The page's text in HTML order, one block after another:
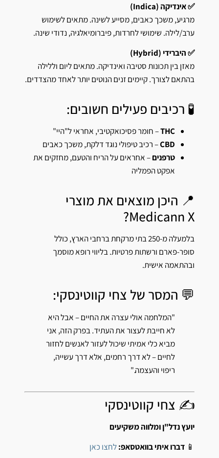
✅ אינדיקה (Indica)
מרגיע, משכך כאבים, מסייע לשינה. מתאים לשימוש
ערב/לילה. שימושי לחרדות, פיברומיאלגיה, נדודי שינה.
✅ היברידי (Hybrid)
מאזן בין תכונות סטיבה ואינדיקה. מתאים ליום וללילה
בהתאם לצורך. קיימים זנים הנוטים יותר לאחד מהצדדים.
🧪 רכיבים פעילים חשובים:
THC– חומר פסיכואקטיבי, אחראי ל"היי"
CBD– רכיב טיפולי נוגד דלקת, משכך כאבים
טרפנים– אחראים על הריח והטעם, מחזקים את
אפקט הפמליה
📍 היכן מוצאים את מוצרי
Medicann X?
בלמעלה מ-250 בתי מרקחת ברחבי הארץ, כולל
סופר-פארם ורשתות פרטיות. בליווי רופא מוסמך
ובהתאמה אישית.
💬 המסר של צחי קווטינסקי:
"המלחמה אולי עצרה את החיים – אבל היא
לא חייבת לעצור את העתיד. בפרק הזה, אני
מביא כלי אמיתי שיכול לעזור לאנשים לחזור
לחיים – לא דרך רחמים, אלא דרך עשייה,
ריפוי והעצמה."
✍️ צחי קווטינסקי
יועץ נדל"ן ומלווה משקיעים
📱 דברו איתי בוואטסאפ:לחצו כאן